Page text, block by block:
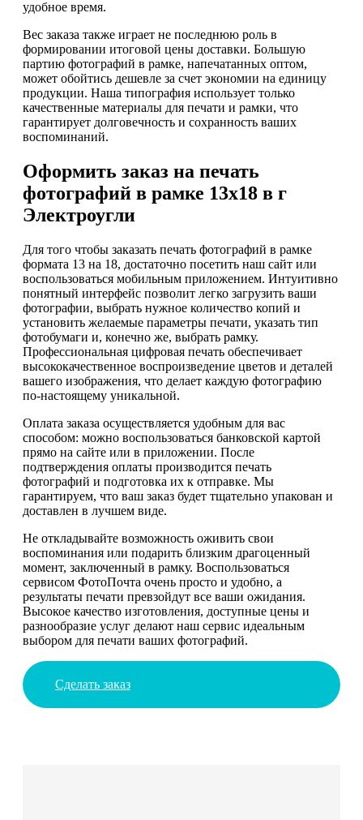
удобное время.
Вес заказа также играет не последнюю роль в
формировании итоговой цены доставки. Большую
партию фотографий в рамке, напечатанных оптом,
может обойтись дешевле за счет экономии на единицу
продукции. Наша типография использует только
качественные материалы для печати и рамки, что
гарантирует долговечность и сохранность ваших
воспоминаний.
Оформить заказ на печать
фотографий в рамке 13х18 в г
Электроугли
Для того чтобы заказать печать фотографий в рамке
формата 13 на 18, достаточно посетить наш сайт или
воспользоваться мобильным приложением. Интуитивно
понятный интерфейс позволит легко загрузить ваши
фотографии, выбрать нужное количество копий и
установить желаемые параметры печати, указать тип
фотобумаги и, конечно же, выбрать рамку.
Профессиональная цифровая печать обеспечивает
высококачественное воспроизведение цветов и деталей
вашего изображения, что делает каждую фотографию
по-настоящему уникальной.
Оплата заказа осуществляется удобным для вас
способом: можно воспользоваться банковской картой
прямо на сайте или в приложении. После
подтверждения оплаты производится печать
фотографий и подготовка их к отправке. Мы
гарантируем, что ваш заказ будет тщательно упакован и
доставлен в лучшем виде.
Не откладывайте возможность оживить свои
воспоминания или подарить близким драгоценный
момент, заключенный в рамку. Воспользоваться
сервисом ФотоПочта очень просто и удобно, а
результаты печати превзойдут все ваши ожидания.
Высокое качество изготовления, доступные цены и
разнообразие услуг делают наш сервис идеальным
выбором для печати ваших фотографий.
Сделать заказ